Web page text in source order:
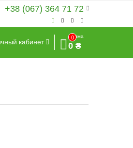
+38 (067) 364 71 72
кабинет
0
Сумма
0 ₴